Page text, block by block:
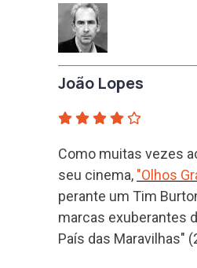
João Lopes
Como muitas vezes
seu cinema, "Olhos
perante um Tim
marcas exuberantes
País das Maravilhas"